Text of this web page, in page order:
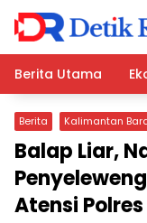
Langsung
konten
Berita Utama
Berita Kalimantan
Balap Liar,
Atensi